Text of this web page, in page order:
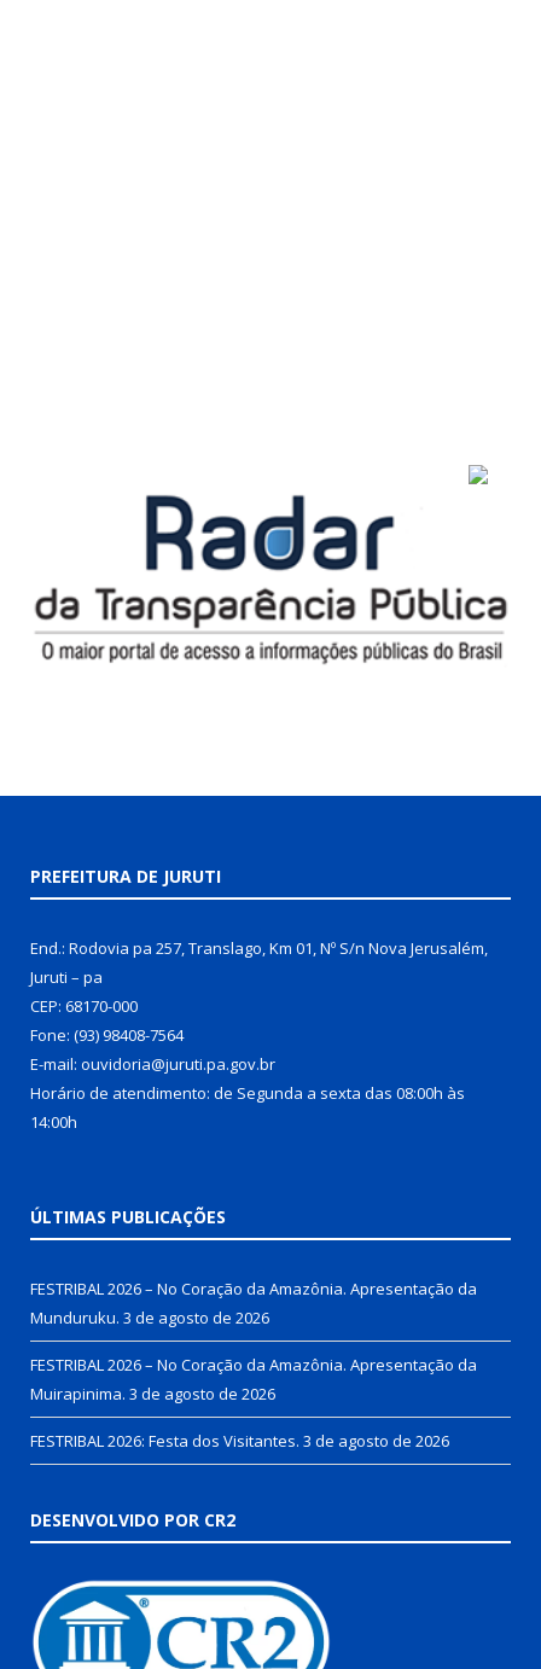
PREFEITURA DE JURUTI
End.: Rodovia pa 257, Translago, Km 01, Nº S/n Nova Jerusalém,
Juruti – pa
CEP: 68170-000
Fone: (93) 98408-7564
E-mail: ouvidoria@juruti.pa.gov.br
Horário de atendimento: de Segunda a sexta das 08:00h às
14:00h
ÚLTIMAS PUBLICAÇÕES
FESTRIBAL 2026 – No Coração da Amazônia. Apresentação da
Munduruku. 3 de agosto de 2026
FESTRIBAL 2026 – No Coração da Amazônia. Apresentação da
Muirapinima. 3 de agosto de 2026
FESTRIBAL 2026: Festa dos Visitantes. 3 de agosto de 2026
DESENVOLVIDO POR CR2